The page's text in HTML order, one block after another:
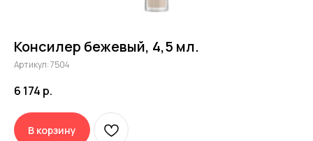
Консилер бежевый, 4,5 мл.
Артикул:7504
6 174 р.
В корзину
Принимаем заявки 24/7